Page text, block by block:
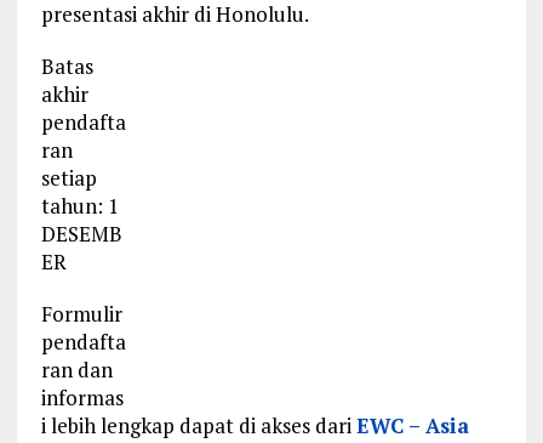
presentasi akhir di Honolulu.
Batas
akhir
pendafta
ran
setiap
tahun: 1
DESEMB
ER
Formulir
pendafta
ran dan
informas
i lebih lengkap dapat di akses dariEWC – Asia